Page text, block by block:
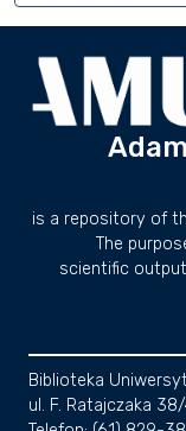
is a repository of
The
scientific
Biblioteka
ul. F. Ratajczaka